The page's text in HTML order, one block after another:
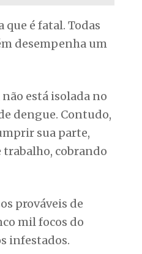
é fatal. Todas
desempenha um
está isolada no
dengue. Contudo,
sua parte,
cobrando
prováveis de
mil focos do
infestados.